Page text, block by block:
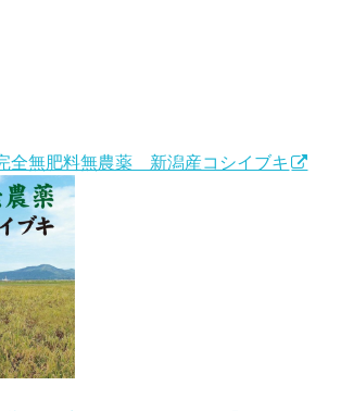
無肥料無農薬 新潟産コシイブキ